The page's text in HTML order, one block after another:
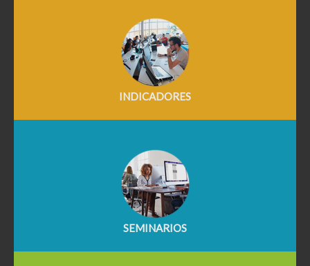
INDICADORES
SEMINARIOS